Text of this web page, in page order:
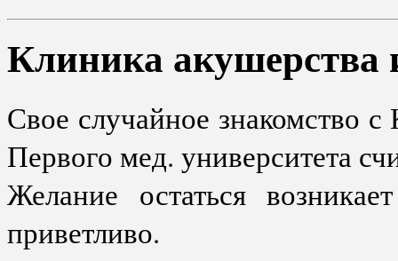
Клиника акушерства
Свое случайное знакомство
Первого мед. университета
Желание остаться
приветливо.